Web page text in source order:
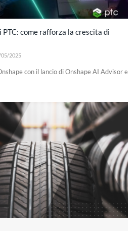
come rafforza la crescita di
05/2025
con il lancio di Onshape AI Advisor e